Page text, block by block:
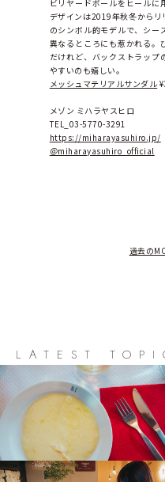
ビリヤードボールをヒールに
デザインは2019年秋冬から
のシンボル的モデルで、シー
異なるところにも惹かれる。
だけれど、バックストラップ
やすいのも嬉しい。
メッシュマテリアルサンダル
メゾン ミハラヤスヒロ
TEL_03-5770-3291
https://miharayasuhiro.jp/
＠miharayasuhiro_official
過去の
LATEST